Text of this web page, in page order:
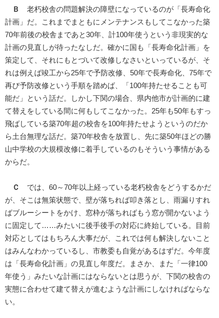
Ｂ
老朽校舎の問題解決の障壁になっているのが「長寿命化
計画」だ。これまでまともにメンテナンスもしてこなかった築
70年前後の校舎まであと30年、計100年使うという非現実的な
計画の見直しが待ったなしだ。確かに国も「長寿命化計画」を
策定して、それにもとづいて改修しなさいといっているが、そ
れは例えば竣工から25年で予防改修、50年で長寿命化、75年で
再び予防改修という手順を踏めば、「100年持たせることも可
能だ」という話だ。しかし下関の場合、県内他市が計画的に建
て替えをしている間に何もしてこなかった。25年も50年もすっ
飛ばしている築70年超の校舎を100年持たせようというのだか
ら土台無理な話だ。築70年校舎を放置し、先に築50年ほどの勝
山中学校の大規模改修に着手しているのもそういう事情がある
からだ。
Ｃ
では、60～70年以上経っている老朽校舎をどうするかだ
が、そこは無策状態で、壁が落ちれば叩き落とし、雨漏りすれ
ばブルーシートをかけ、窓枠が落ちればもう窓が開かないよう
に固定して……みたいに後手後手の対応に終始している。目前
対応としてはもちろん大事だが、これでは何も解決しないこと
はみんなわかっているし、市教委も自覚があるはずだ。今年度
は「長寿命化計画」の見直し年度だ。まさか、また「一律100
年使う」みたいな計画にはならないとは思うが、下関の校舎の
実態に合わせて建て替えが進むような計画にしなければならな
い。